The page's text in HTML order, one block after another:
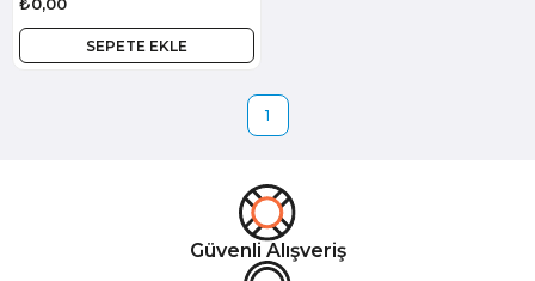
SEPETE EKLE
1
Güvenli Alışveriş